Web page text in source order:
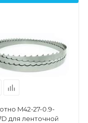
M42-27-0.9-
для ленточной